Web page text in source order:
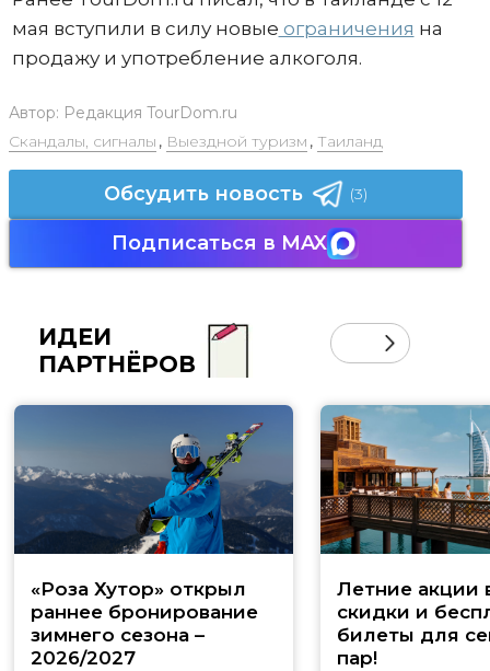
мая вступили в силу новые ограничения на
продажу и употребление алкоголя.
Автор: Редакция TourDom.ru
Скандалы, сигналы , Выездной туризм , Таиланд
Обсудить новость (3)
Подписаться в MAX
ИДЕИ
ПАРТНЁРОВ
«Роза Хутор» открыл
раннее бронирование
зимнего сезона –
2026/2027
Летние акции
скидки и
билеты для
пар!